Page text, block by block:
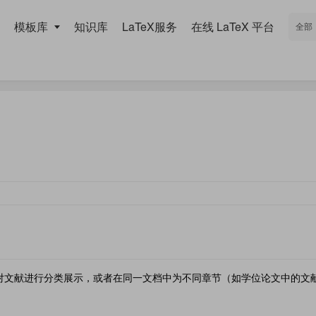
模板库 知识库 LaTeX服务 在线 LaTeX 平台
献进行分类展示，或者在同一文档中为不同章节（如学位论文中的文